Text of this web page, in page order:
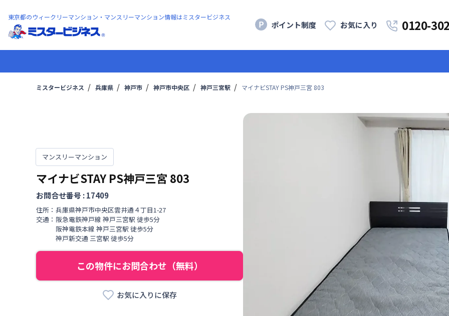
東京都のウィークリーマンション・マンスリーマンション情報はミスタービジネス
ポイント制度 お気に入り 0120-
ミスタービジネス 兵庫県 神戸市 神戸市中央区 神戸三宮駅 マイナビSTAY PS神戸三宮 803
マンスリーマンション
マイナビSTAY PS神戸三宮 803
お問合せ番号 :17409
住所： 兵庫県神戸市中央区雲井通 ４丁目1-27
交通： 阪急電鉄神戸線 神戸三宮駅 徒歩5分
阪神電鉄本線 神戸三宮駅 徒歩5分
神戸新交通 三宮駅 徒歩5分
この物件にお問合わせ（無料）
お気に入りに保存